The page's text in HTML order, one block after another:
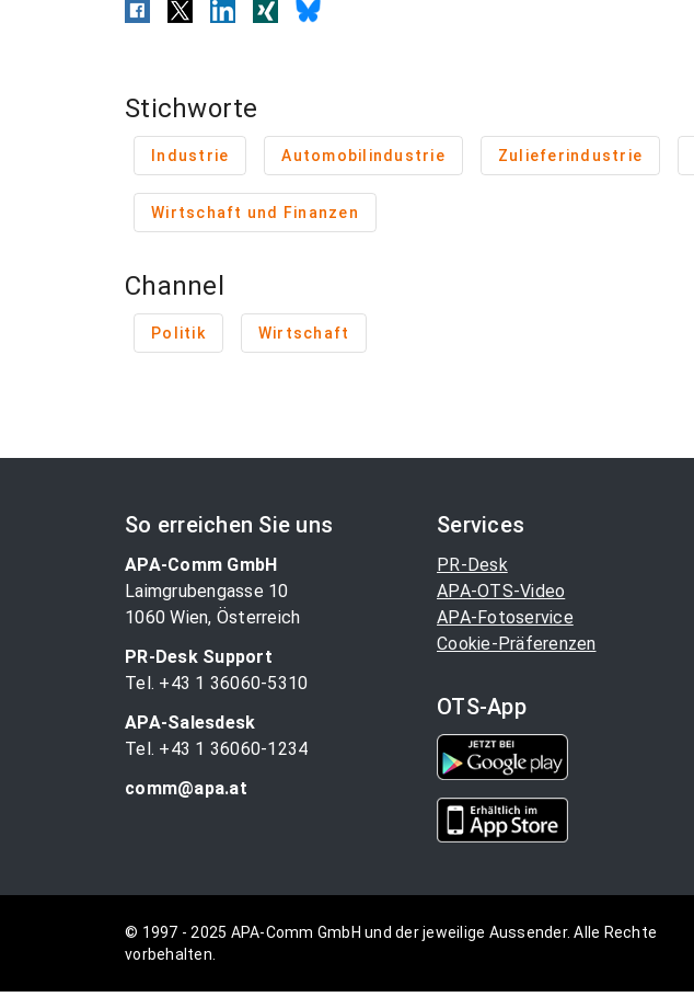
Stichworte
Industrie Automobilindustrie Zulieferindustrie
Wirtschaft und Finanzen
Channel
Politik Wirtschaft
So erreichen Sie uns
APA-Comm GmbH
Laimgrubengasse 10
1060 Wien, Österreich
PR-Desk Support
Tel. +43 1 36060-5310
APA-Salesdesk
Tel. +43 1 36060-1234
comm@apa.at
Services
PR-Desk
APA-OTS-Video
APA-Fotoservice
Cookie-Präferenzen
OTS-App
© 1997 - 2025 APA-Comm GmbH und der jeweilige Aussender. Alle Rechte
vorbehalten.